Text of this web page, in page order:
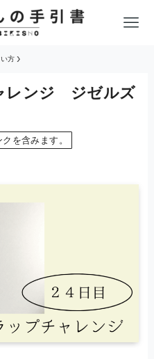
方
レンジ ジゼルズ
を含みます。